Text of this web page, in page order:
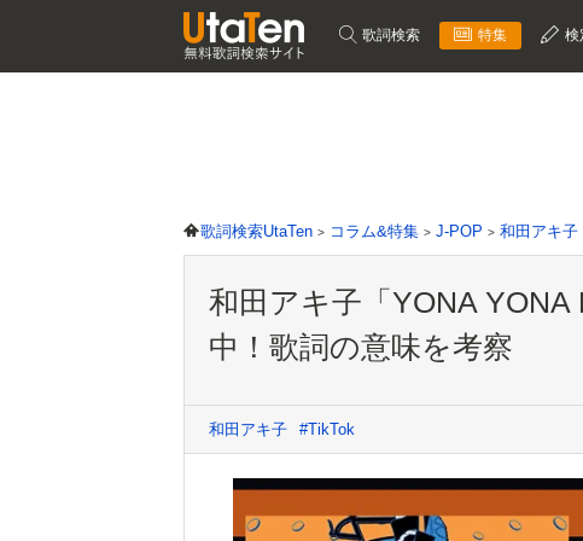
歌詞検索 特集 検
歌詞検索UtaTen コラム&特集 J-POP 和田アキ子
和田アキ子「YONA YONA
中！歌詞の意味を考察
和田アキ子 #TikTok